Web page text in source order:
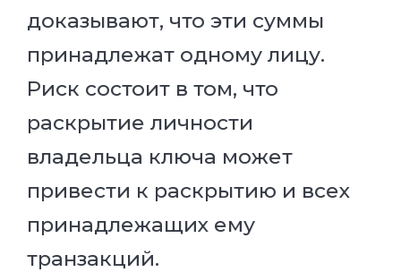
доказывают, что эти суммы
принадлежат одному лицу.
Риск состоит в том, что
раскрытие личности
владельца ключа может
привести к раскрытию и всех
принадлежащих ему
транзакций.